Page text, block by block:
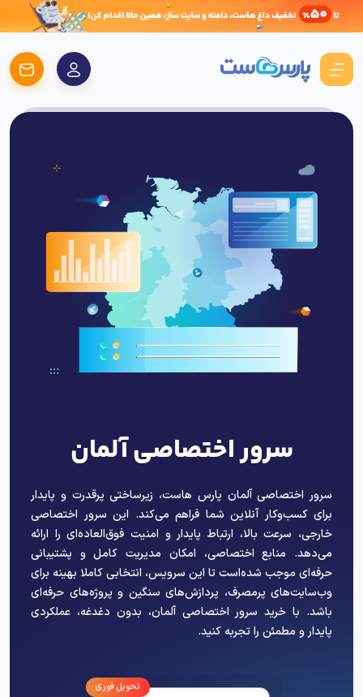
سرور اختصاصی آلمان
سرور اختصاصی آلمان پارس هاست، زیرساختی پرقدرت و پایدار
برای کسب‌وکار آنلاین شما فراهم می‌کند. این سرور اختصاصی
خارجی، سرعت بالا، ارتباط پایدار و امنیت فوق‌العاده‌ای را ارائه
می‌دهد. منابع اختصاصی، امکان مدیریت کامل و پشتیبانی
حرفه‌ای موجب شده‌است تا این سرویس، انتخابی کاملا بهینه برای
وب‌سایت‌های پرمصرف، پردازش‌های سنگین و پروژه‌های حرفه‌ای
باشد. با خرید سرور اختصاصی آلمان، بدون دغدغه، عملکردی
پایدار و مطمئن را تجربه کنید.
تحویل فوری